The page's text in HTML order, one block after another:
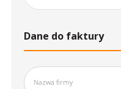
Dane do faktury